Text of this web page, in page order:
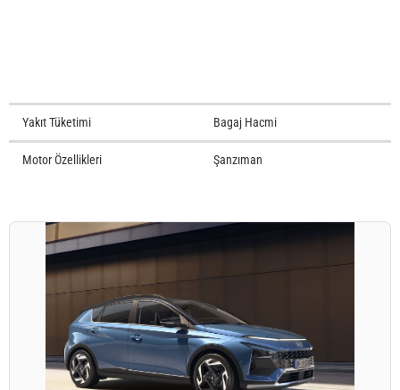
Yakıt Tüketimi Bagaj Hacmi
Motor Özellikleri Şanzıman